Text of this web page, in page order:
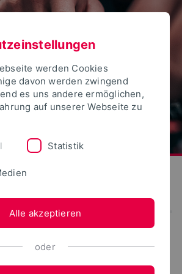
werden Cookies
davon werden zwingend
es uns andere ermöglichen,
auf unserer Webseite zu
Statistik
Alle akzeptieren
oder